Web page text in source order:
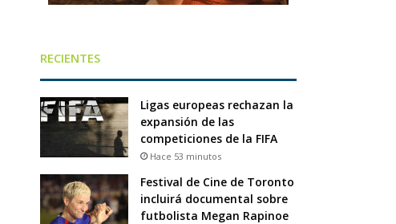
RECIENTES
Ligas europeas rechazan la
expansión de las
competiciones de la FIFA
Hace 53 minutos
Festival de Cine de Toronto
incluirá documental sobre
futbolista Megan Rapinoe